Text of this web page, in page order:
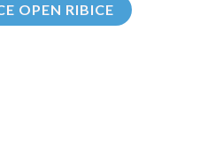
OPEN RIBICE